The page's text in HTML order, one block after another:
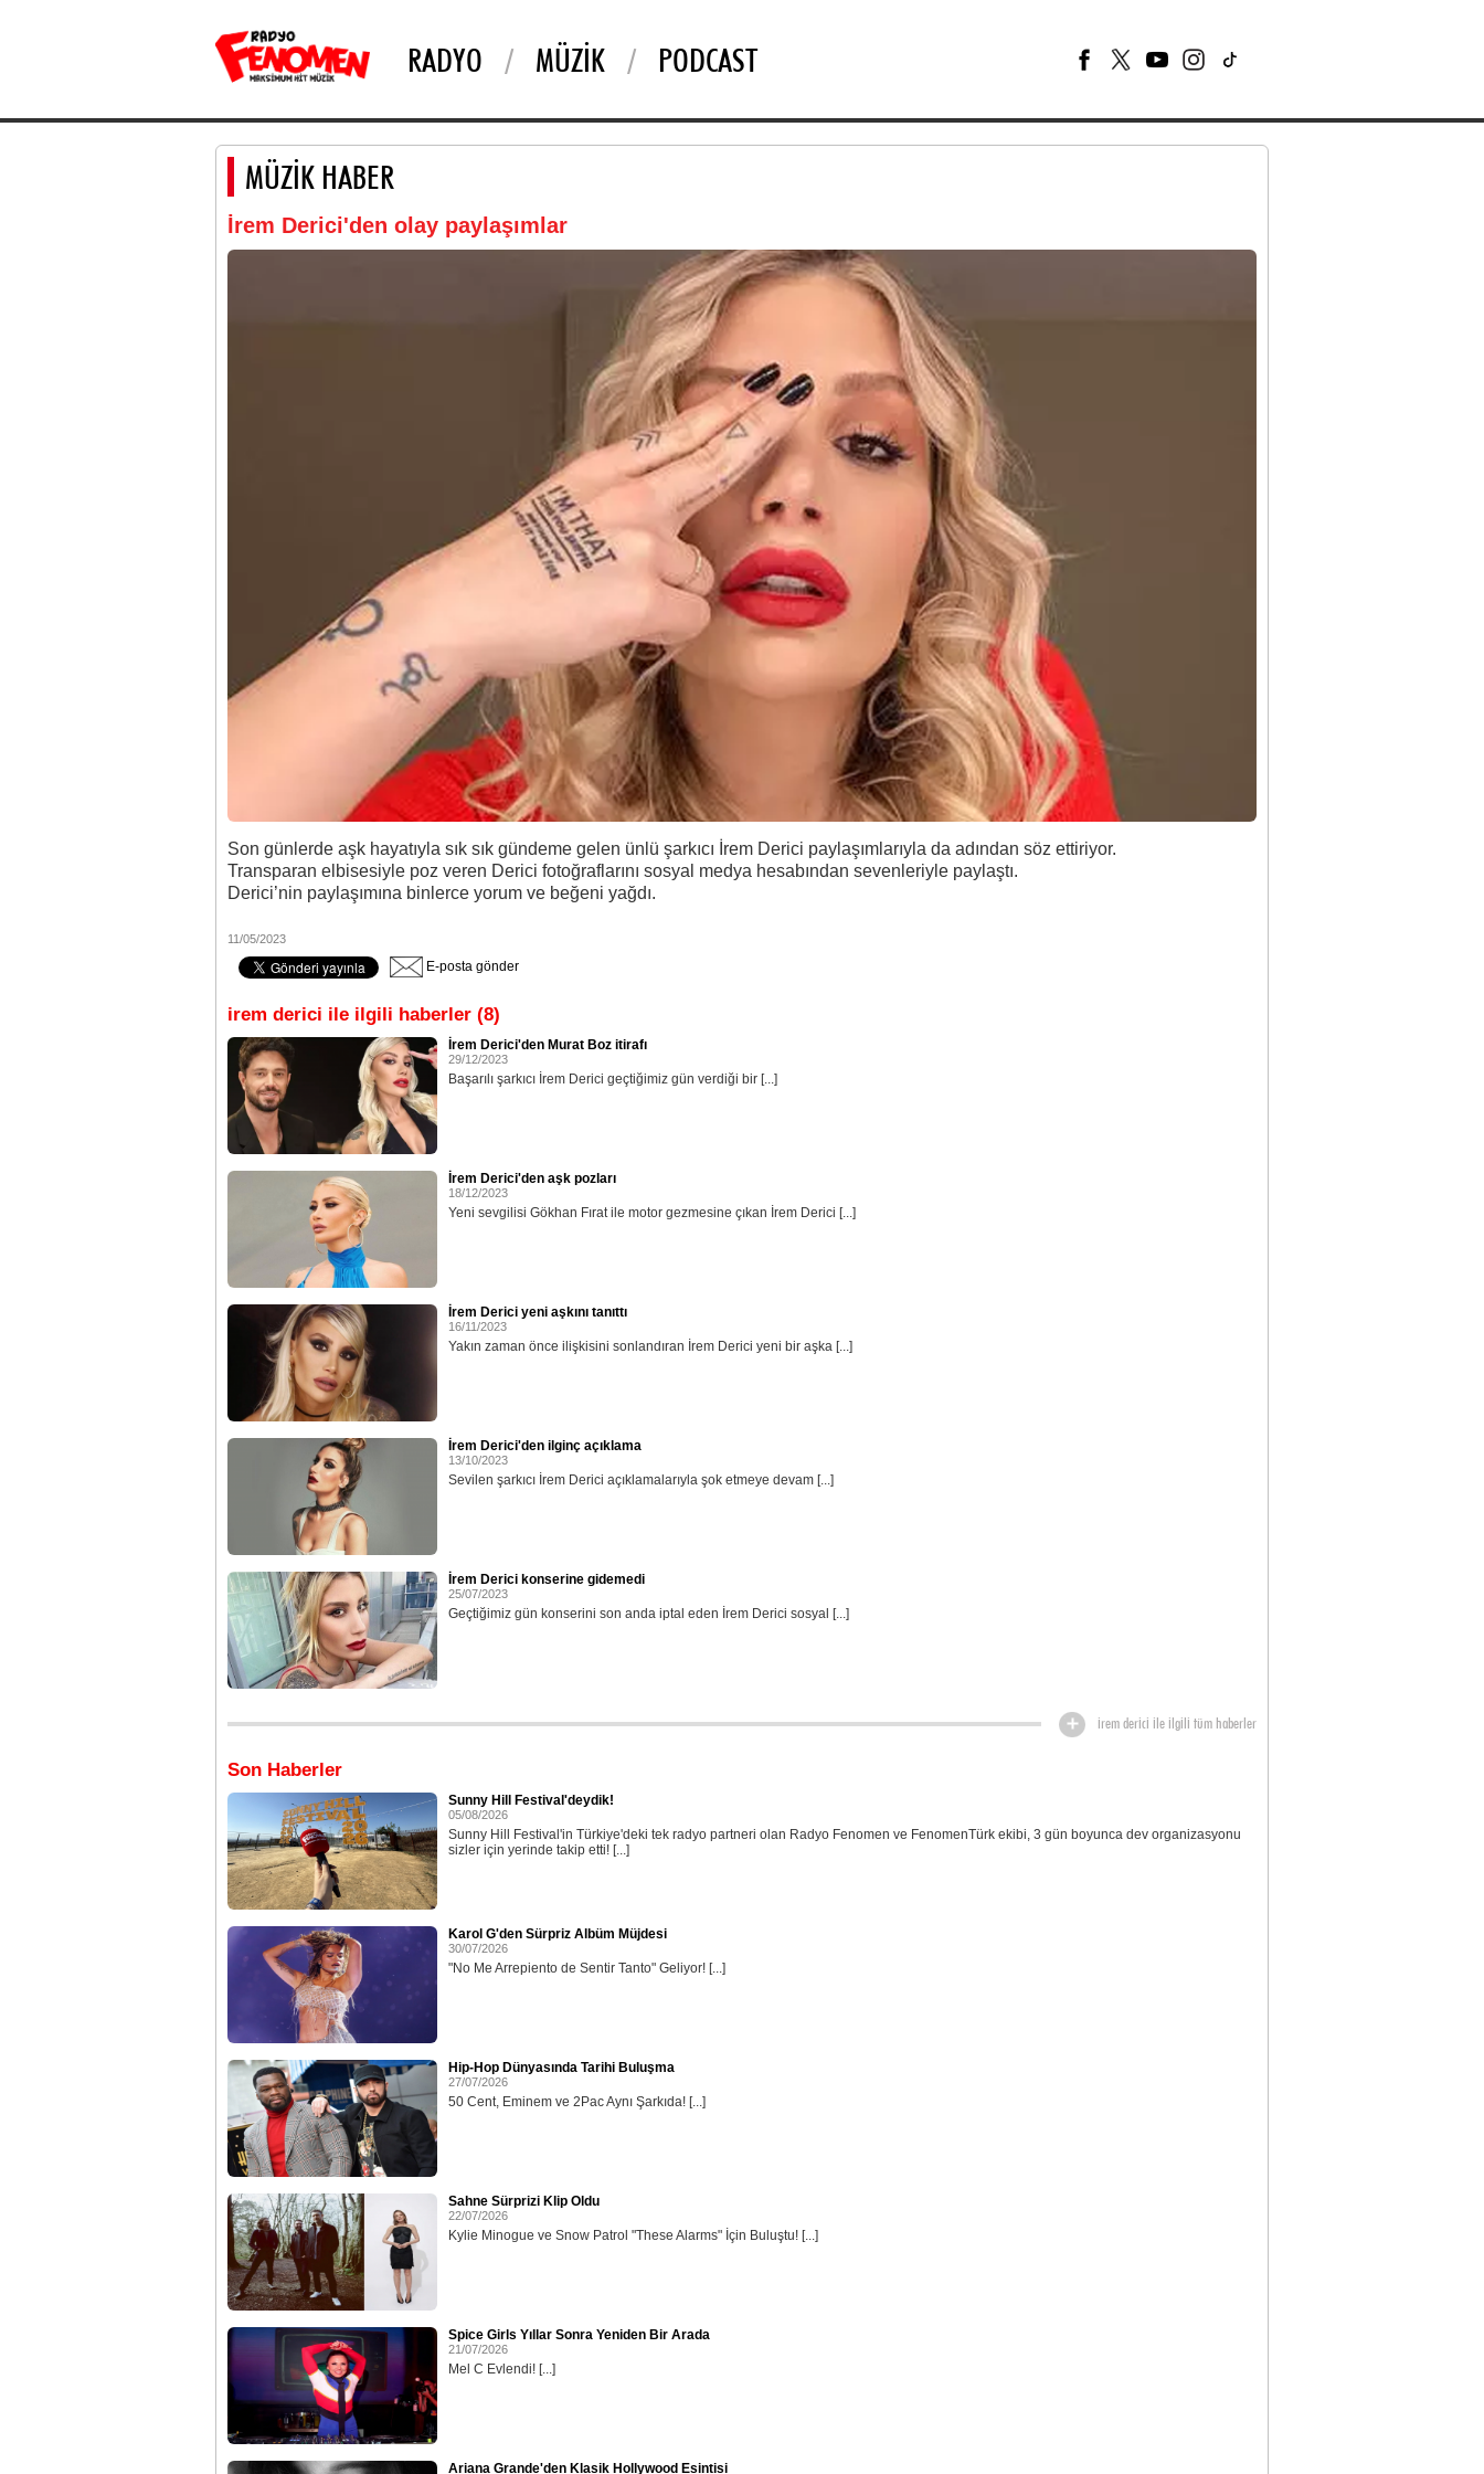
RADYO MÜZIK PODCAST
MÜZİK HABER
İrem Derici'den olay paylaşımlar
Son günlerde aşk hayatıyla sık sık gündeme gelen ünlü şarkıcı İrem Derici paylaşımlarıyla da adından söz ettiriyor.
Transparan elbisesiyle poz veren Derici fotoğraflarını sosyal medya hesabından sevenleriyle paylaştı.
Derici’nin paylaşımına binlerce yorum ve beğeni yağdı.
11/05/2023
E-posta gönder
irem derici ile ilgili haberler (8)
İrem Derici'den Murat Boz itirafı
29/12/2023
Başarılı şarkıcı İrem Derici geçtiğimiz gün verdiği bir [...]
İrem Derici'den aşk pozları
18/12/2023
Yeni sevgilisi Gökhan Fırat ile motor gezmesine çıkan İrem Derici [...]
İrem Derici yeni aşkını tanıttı
16/11/2023
Yakın zaman önce ilişkisini sonlandıran İrem Derici yeni bir aşka [...]
İrem Derici'den ilginç açıklama
13/10/2023
Sevilen şarkıcı İrem Derici açıklamalarıyla şok etmeye devam [...]
İrem Derici konserine gidemedi
25/07/2023
Geçtiğimiz gün konserini son anda iptal eden İrem Derici sosyal [...]
irem derici ile ilgili tüm haberler
Son Haberler
Sunny Hill Festival'deydik!
05/08/2026
Sunny Hill Festival'in Türkiye'deki tek radyo partneri olan Radyo Fenomen ve FenomenTürk ekibi, 3 gün boyunca dev organizasyonu
sizler için yerinde takip etti! [...]
Karol G'den Sürpriz Albüm Müjdesi
30/07/2026
"No Me Arrepiento de Sentir Tanto" Geliyor! [...]
Hip-Hop Dünyasında Tarihi Buluşma
27/07/2026
50 Cent, Eminem ve 2Pac Aynı Şarkıda! [...]
Sahne Sürprizi Klip Oldu
22/07/2026
Kylie Minogue ve Snow Patrol "These Alarms" İçin Buluştu! [...]
Spice Girls Yıllar Sonra Yeniden Bir Arada
21/07/2026
Mel C Evlendi! [...]
Ariana Grande'den Klasik Hollywood Esintisi